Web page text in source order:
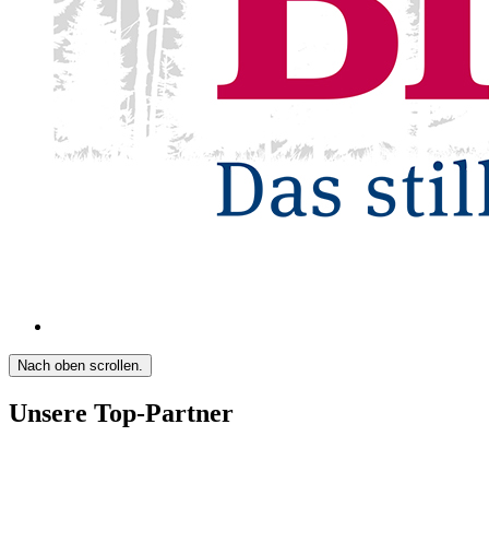
Nach oben scrollen.
Unsere Top-Partner